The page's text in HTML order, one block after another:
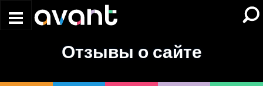
Отзывы о сайте